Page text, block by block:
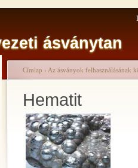
ásványtan
Címlap › Az ásványok felhasználásának
Hematit